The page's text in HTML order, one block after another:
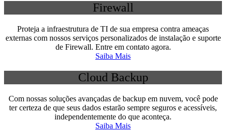
Firewall
Proteja a infraestrutura de TI de sua empresa contra ameaças
externas com nossos serviços personalizados de instalação e suporte
de Firewall. Entre em contato agora.
Saiba Mais
Cloud Backup
Com nossas soluções avançadas de backup em nuvem, você pode
ter certeza de que seus dados estarão sempre seguros e acessíveis,
independentemente do que aconteça.
Saiba Mais